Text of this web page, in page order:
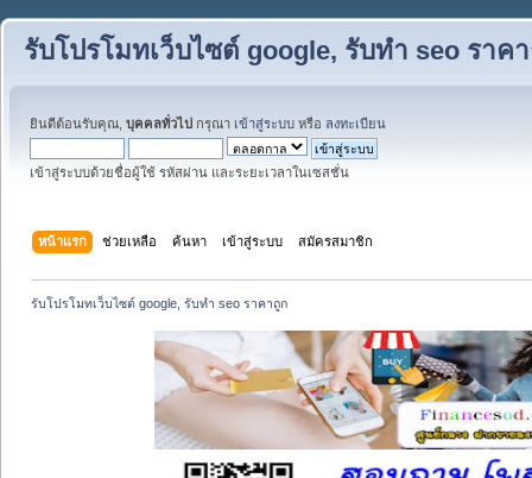
รับโปรโมทเว็บไซต์ google, รับทำ seo ราค
ยินดีต้อนรับคุณ, บุคคลทั่วไป กรุณา เข้าสู่ระบบ หรือ ลงทะเบียน
เข้าสู่ระบบด้วยชื่อผู้ใช้ รหัสผ่าน และระยะเวลาในเซสชั่น
หน้าแรก ช่วยเหลือ ค้นหา เข้าสู่ระบบ สมัครสมาชิก
รับโปรโมทเว็บไซต์ google, รับทำ seo ราคาถูก